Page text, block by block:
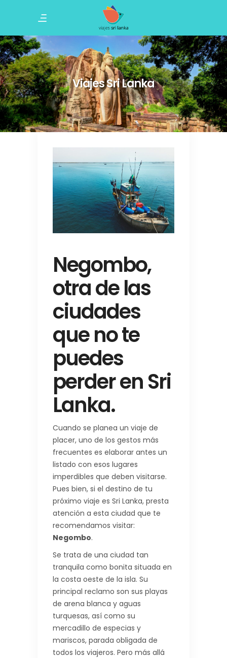
Viajes Sri Lanka
Negombo,
otra de las
ciudades
que no te
puedes
perder en Sri
Lanka.
Cuando se planea un viaje de
placer, uno de los gestos más
frecuentes es elaborar antes un
listado con esos lugares
imperdibles que deben visitarse.
Pues bien, si el destino de tu
próximo viaje es Sri Lanka, presta
atención a esta ciudad que te
recomendamos visitar:
Negombo.
Se trata de una ciudad tan
tranquila como bonita situada en
la costa oeste de la isla. Su
principal reclamo son sus playas
de arena blanca y aguas
turquesas, así como su
mercadillo de especias y
mariscos, parada obligada de
todos los viajeros. Pero más allá